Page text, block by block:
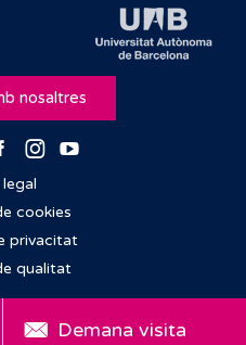
Demana visita
nosaltres
Facebook
Instagram
legal
cookies
privacitat
qualitat